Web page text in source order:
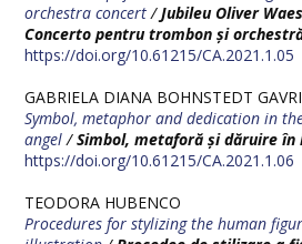
orchestra concert/Jubileu Oliver
Concerto pentru trombon și
https://doi.org/10.61215/CA.2021.1.05
GABRIELA DIANA BOHNSTEDT
Symbol, metaphor and dedication in
angel/Simbol, metaforă și dăruire
https://doi.org/10.61215/CA.2021.1.06
TEODORA HUBENCO
Procedures for stylizing the human